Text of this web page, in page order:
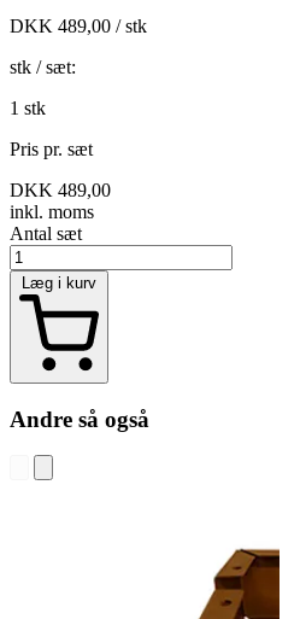
DKK 489,00 / stk
stk / sæt:
1 stk
Pris pr. sæt
DKK 489,00
inkl. moms
Antal sæt
Læg i kurv
Andre så også